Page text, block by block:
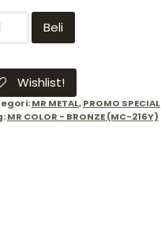
Beli
Wishlist!
MR METAL,PROMO SPECIAL
MR COLOR - BRONZE (MC-216Y)